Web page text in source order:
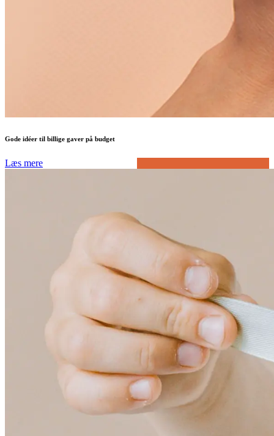
Gode idéer til billige gaver på budget
Læs mere